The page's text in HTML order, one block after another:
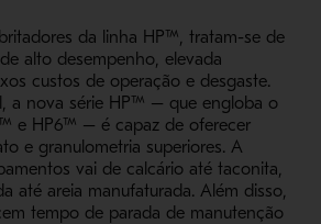
da linha HP™, tratam-se de
alto desempenho, elevada
custos de operação e desgaste.
a nova série HP™ – que engloba o
e HP6™ – é capaz de oferecer
e granulometria superiores. A
vai de calcário até taconita,
até areia manufaturada. Além disso,
tempo de parada de manutenção